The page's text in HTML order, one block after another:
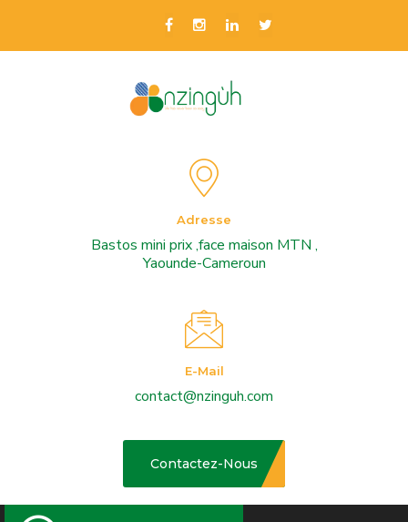
Adresse
Bastos mini prix ,face maison MTN ,
Yaounde-Cameroun
E-Mail
contact@nzinguh.com
Contactez-Nous